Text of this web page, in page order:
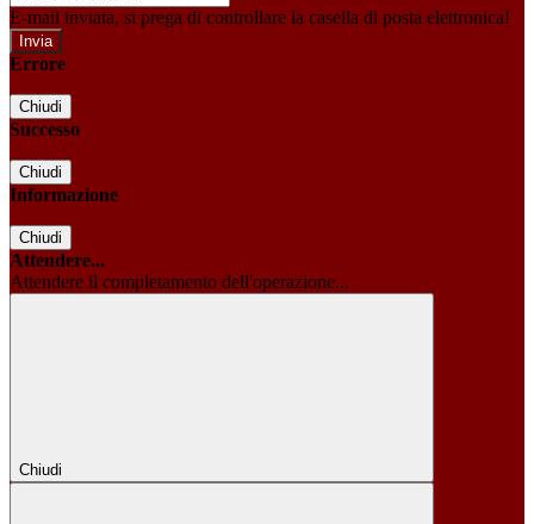
E-mail inviata, si prega di controllare la casella di posta elettronica!
Errore
Chiudi
Successo
Chiudi
Informazione
Chiudi
Attendere...
Attendere il completamento dell'operazione...
Chiudi